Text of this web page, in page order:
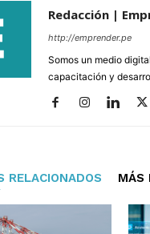
Redacción |
http://emprender.pe
Somos un medio
capacitación y
RELACIONADOS MÁS